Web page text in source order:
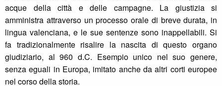
acque della città e delle campagne. La giustizia si
amministra attraverso un processo orale di breve durata, in
lingua valenciana, e le sue sentenze sono inappellabili. Si
fa tradizionalmente risalire la nascita di questo organo
giudiziario, al 960 d.C. Esempio unico nel suo genere,
senza eguali in Europa, imitato anche da altri corti europee
nel corso della storia.